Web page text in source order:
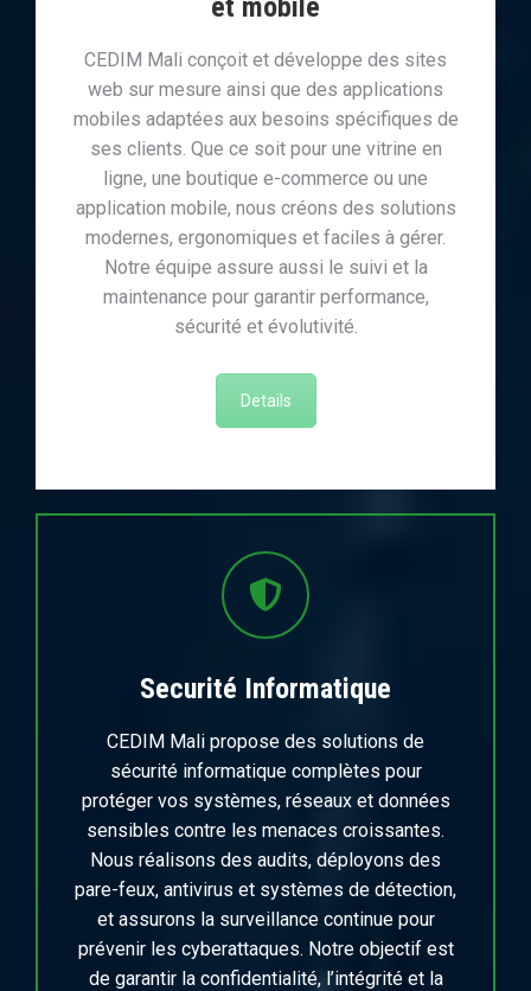
et mobile
CEDIM Mali conçoit et développe des sites
web sur mesure ainsi que des applications
mobiles adaptées aux besoins spécifiques de
ses clients. Que ce soit pour une vitrine en
ligne, une boutique e-commerce ou une
application mobile, nous créons des solutions
modernes, ergonomiques et faciles à gérer.
Notre équipe assure aussi le suivi et la
maintenance pour garantir performance,
sécurité et évolutivité.
Details
Securité Informatique
CEDIM Mali propose des solutions de
sécurité informatique complètes pour
protéger vos systèmes, réseaux et données
sensibles contre les menaces croissantes.
Nous réalisons des audits, déployons des
pare-feux, antivirus et systèmes de détection,
et assurons la surveillance continue pour
prévenir les cyberattaques. Notre objectif est
de garantir la confidentialité, l’intégrité et la